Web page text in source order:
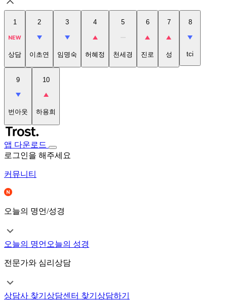
1
상담
2
이초연
3
임명숙
4
허혜정
5
천세경
6
진로
7
성
8
tci
9
번아웃
10
하용희
앱 다운로드
로그인을 해주세요
커뮤니티
오늘의 명언/성경
오늘의 명언 오늘의 성경
전문가와 심리상담
상담사 찾기 상담센터 찾기 상담하기